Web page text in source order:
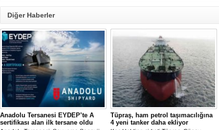
Diğer Haberler
Anadolu Tersanesi EYDEP’te A
sertifikası alan ilk tersane oldu
Tüpraş, ham petrol taşımacılığına
4 yeni tanker daha ekliyor